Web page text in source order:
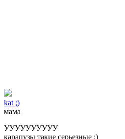
kat ;)
мама
УУУУУУУУУУ
карапузы такие серьезные ;)